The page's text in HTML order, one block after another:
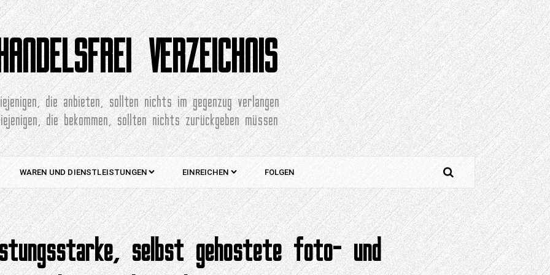
HANDELSFREI VERZEICHNIS
die anbieten, sollten nichts im gegenzug verlangen
die bekommen, sollten nichts zurückgeben müssen
WAREN UND DIENSTLEISTUNGEN EINREICHEN FOLGEN
selbst gehostete foto- und